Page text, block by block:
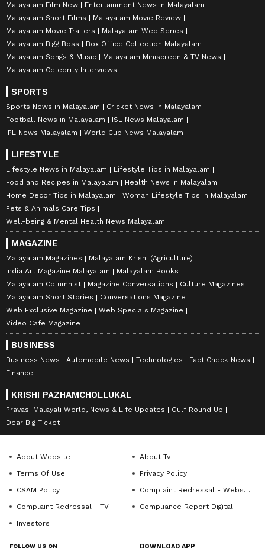
ENTERTAINMENT
Malayalam Film New
Entertainment News in Malayalam
Malayalam Short Films
Malayalam Movie Review
Malayalam Movie Trailers
Malayalam Web Series
Malayalam Bigg Boss
Box Office Collection Malayalam
Malayalam Songs & Music
Malayalam Miniscreen & TV News
Malayalam Celebrity Interviews
SPORTS
Sports News in Malayalam
Cricket News in Malayalam
Football News in Malayalam
ISL News Malayalam
IPL News Malayalam
LIFESTYLE
Lifestyle News in Malayalam
Lifestyle Tips in Malayalam
Food and Recipes in Malayalam
Health News in Malayalam
Home Decor Tips in Malayalam
Pets & Animals Care Tips
Well-being & Mental Health News Malayalam
MAGAZINE
Malayalam Magazines
Malayalam Krishi (Agriculture)
India Art Magazine Malayalam
Malayalam Books
Malayalam Columnist
Magazine Conversations
Culture Magazines
Malayalam Short Stories
Conversations Magazine
Web Exclusive Magazine
Video Cafe Magazine
BUSINESS
Business News
Finance
KRISHI PAZHAMCHOLLUKAL
Pravasi Malayali World, News & Life Updates
About Website
About Tv
Terms Of Use
Privacy Policy
CSAM Policy
Complaint Redressal - Website
Complaint Redressal - TV